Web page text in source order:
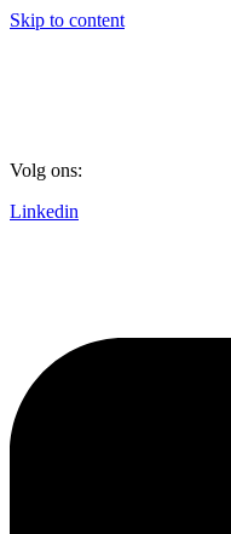
Skip to content
Volg ons:
Linkedin